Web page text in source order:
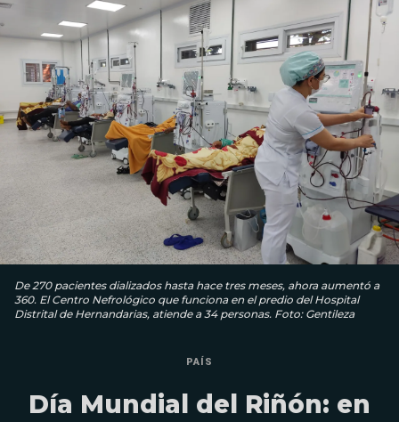
De 270 pacientes dializados hasta hace tres meses, ahora aumentó a
360. El Centro Nefrológico que funciona en el predio del Hospital
Distrital de Hernandarias, atiende a 34 personas. Foto: Gentileza
PAÍS
Día Mundial del Riñón: en